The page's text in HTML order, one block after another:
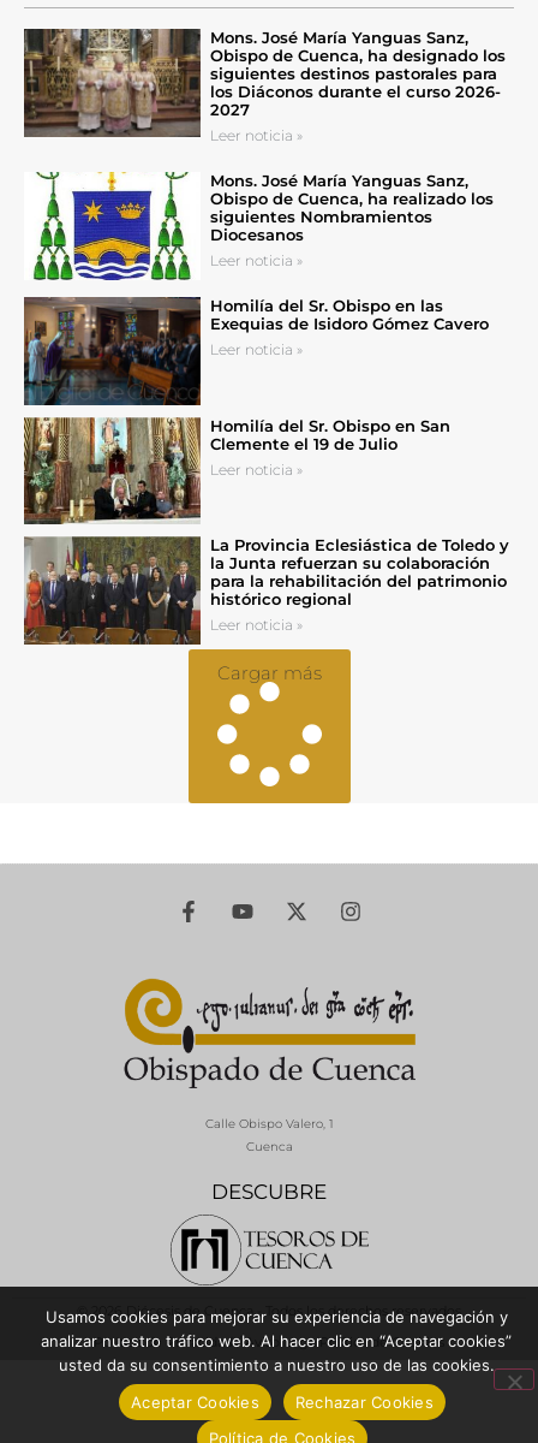
Mons. José María Yanguas Sanz,
Obispo de Cuenca, ha designado los
siguientes destinos pastorales para
los Diáconos durante el curso 2026-
2027
Leer noticia »
Mons. José María Yanguas Sanz,
Obispo de Cuenca, ha realizado los
siguientes Nombramientos
Diocesanos
Leer noticia »
Homilía del Sr. Obispo en las
Exequias de Isidoro Gómez Cavero
Leer noticia »
Homilía del Sr. Obispo en San
Clemente el 19 de Julio
Leer noticia »
La Provincia Eclesiástica de Toledo y
la Junta refuerzan su colaboración
para la rehabilitación del patrimonio
histórico regional
Leer noticia »
Cargar más
DESCUBRE
Calle Obispo Valero, 1
Cuenca
© 2026 Diócesis de Cuenca - Todos los derechos reservados
Política de Privacidad / Aviso LegalPolítica de Cookies
Usamos cookies para mejorar su experiencia de navegación y
analizar nuestro tráfico web. Al hacer clic en “Aceptar cookies”
usted da su consentimiento a nuestro uso de las cookies.
Aceptar Cookies
Rechazar Cookies
Política de Cookies